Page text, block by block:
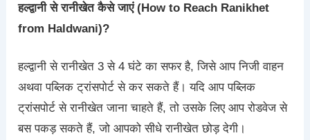
हल्द्वानी से रानीखेत कैसे जाएं (How to Reach Ranikhet
from Haldwani)?
हल्द्वानी से रानीखेत 3 से 4 घंटे का सफर है, जिसे आप निजी वाहन
अथवा पब्लिक ट्रांसपोर्ट से कर सकते हैं। यदि आप पब्लिक
ट्रांसपोर्ट से रानीखेत जाना चाहते हैं, तो उसके लिए आप रोडवेज से
बस पकड़ सकते हैं, जो आपको सीधे रानीखेत छोड़ देगी।